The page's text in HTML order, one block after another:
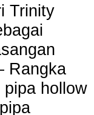
Trinity
Rangka
hollow